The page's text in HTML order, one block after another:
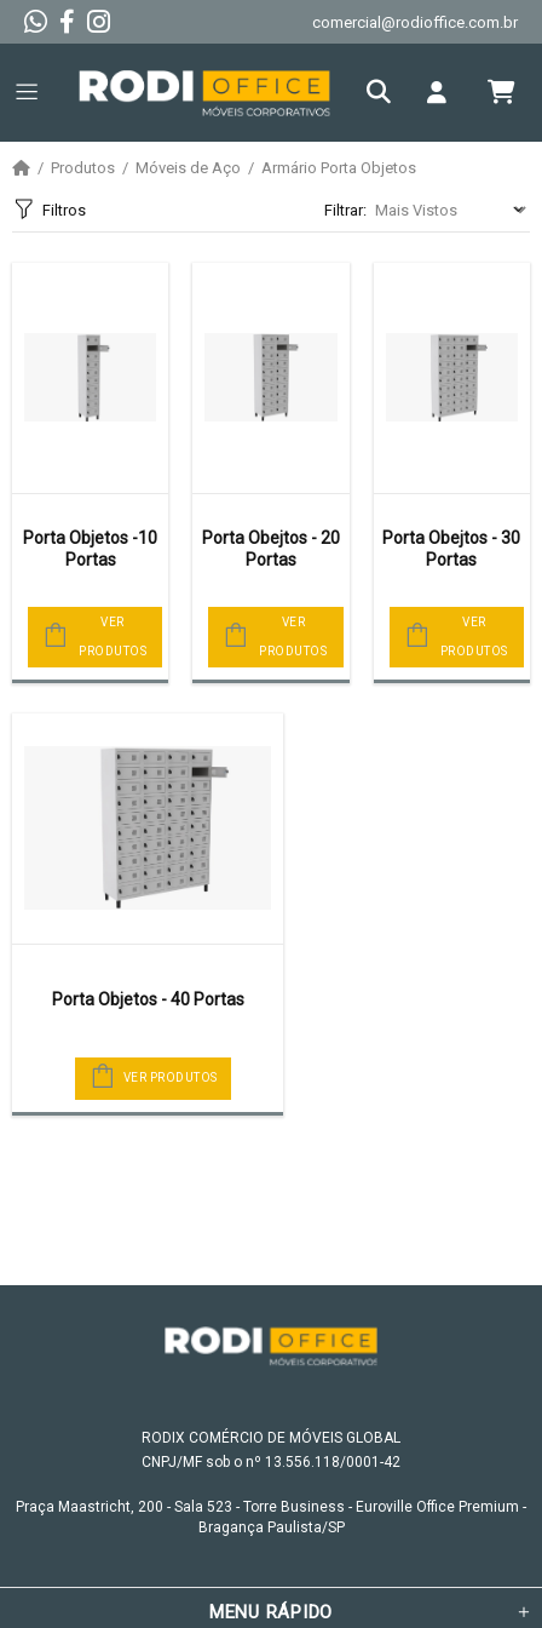
comercial@rodioffice.com.br
Produtos Móveis de Aço Armário Porta Objetos
Filtros Filtrar:
Porta Objetos -10
Portas
VER
PRODUTOS
Porta Obejtos - 20
Portas
VER
PRODUTOS
Porta Obejtos - 30
Portas
VER
PRODUTOS
Porta Objetos - 40 Portas
VER PRODUTOS
RODIX COMÉRCIO DE MÓVEIS GLOBAL
CNPJ/MF sob o nº 13.556.118/0001-42
Praça Maastricht, 200 - Sala 523 - Torre Business - Euroville Office Premium -
Bragança Paulista/SP
MENU RÁPIDO